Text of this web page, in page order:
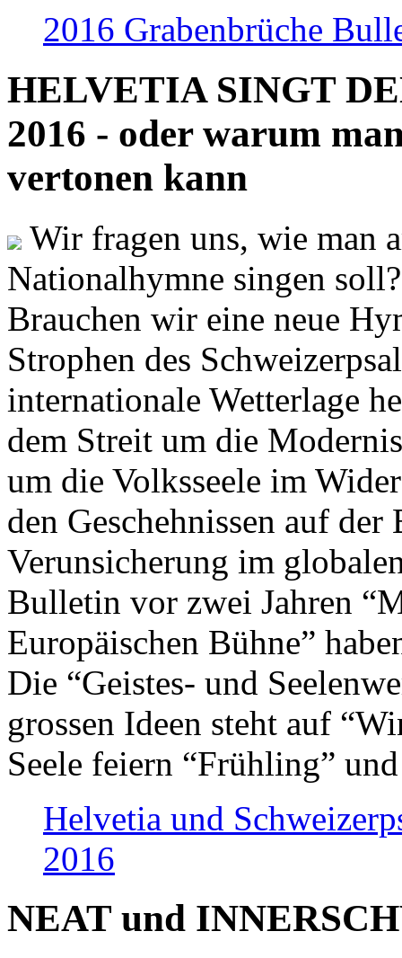
2016 Grabenbrüche
HELVETIA SINGT
2016 - oder warum
vertonen kann
Wir fragen uns, wie man
Nationalhymne singen
Brauchen wir eine neue
Strophen des
internationale Wetterlage
dem Streit um die
um die Volksseele im
den Geschehnissen auf
Verunsicherung im
Bulletin vor zwei Jahren
Europäischen Bühne”
Die “Geistes- und
grossen Ideen steht auf
Seele feiern “Frühling”
Helvetia und
2016
NEAT und